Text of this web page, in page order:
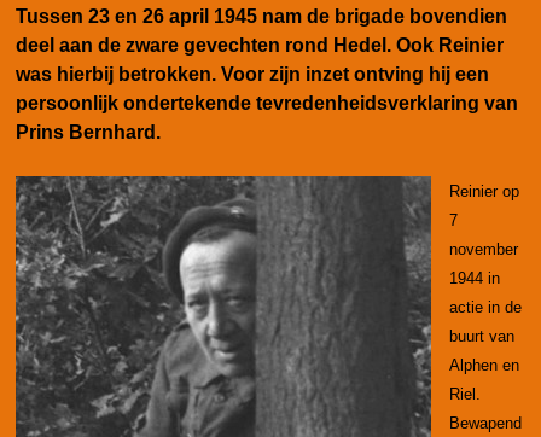
Tussen 23 en 26 april 1945 nam de brigade bovendien
deel aan de zware gevechten rond Hedel. Ook Reinier
was hierbij betrokken. Voor zijn inzet ontving hij een
persoonlijk ondertekende tevredenheidsverklaring van
Prins Bernhard.
Reinier op
7
november
1944 in
actie in de
buurt van
Alphen en
Riel.
Bewapend